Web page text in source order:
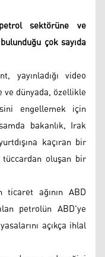
sektörüne ve
çok sayıda
yayınladığı video
ve dünyada, özellikle
engellemek için
bakanlık, Irak
kaçıran bir
oluşan bir
ticaret ağının ABD
petrolün ABD'ye
açıkça ihlal